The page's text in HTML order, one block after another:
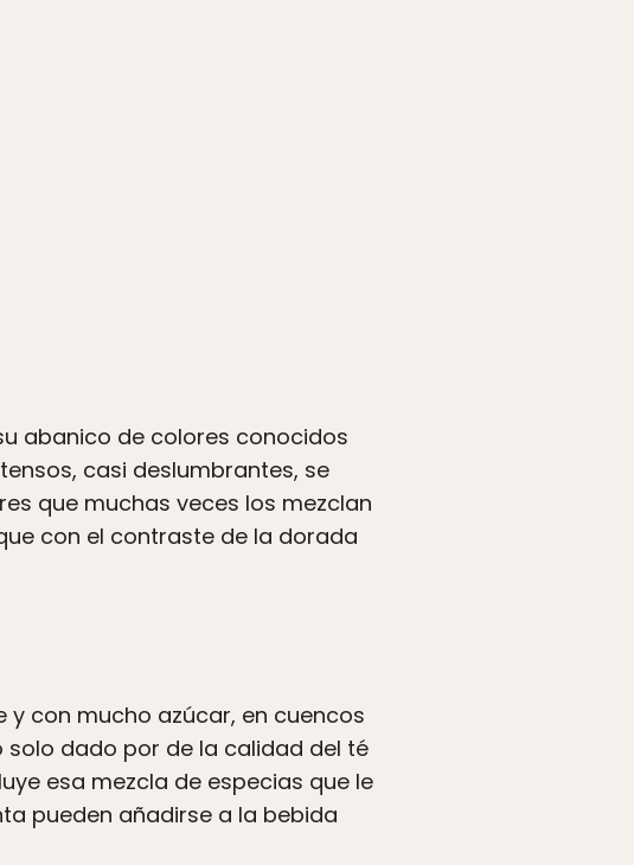
abanico de colores conocidos
casi deslumbrantes, se
que muchas veces los mezclan
con el contraste de la dorada
y con mucho azúcar, en cuencos
solo dado por de la calidad del té
esa mezcla de especias que le
pueden añadirse a la bebida